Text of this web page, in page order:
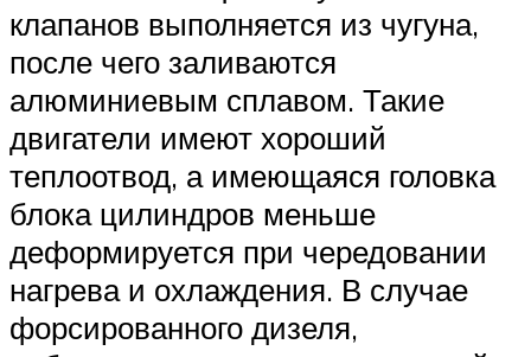
клапанов выполняется из чугуна,
после чего заливаются
алюминиевым сплавом. Такие
двигатели имеют хороший
теплоотвод, а имеющаяся головка
блока цилиндров меньше
деформируется при чередовании
нагрева и охлаждения. В случае
форсированного дизеля,